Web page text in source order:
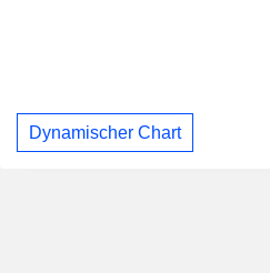
Dynamischer Chart